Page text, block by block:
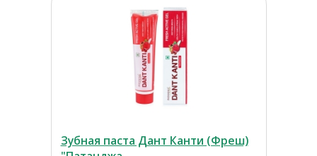
Зубная паста Дант Канти (Фреш)